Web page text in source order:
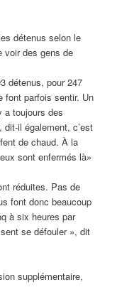
détenus selon le
voir des gens de
détenus, pour 247
font parfois sentir. Un
a toujours des
dit-il également, c’est
de chaud. À la
sont enfermés là»
réduites. Pas de
font donc beaucoup
à six heures par
se défouler », dit
supplémentaire,